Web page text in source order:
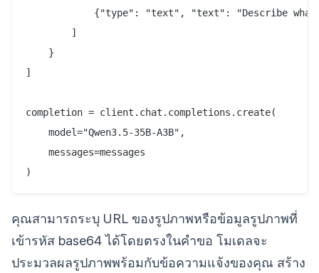
{"type": "text", "text": "Describe
        ]
    }
]
completion = client.chat.completions.create(
    model="Qwen3.5-35B-A3B",
    messages=messages
คุณสามารถระบุ URL ของรูปภาพหรือข้อมูลรูปภาพที่
เข้ารหัส base64 ได้โดยตรงในคำขอ โมเดลจะ
ประมวลผลรูปภาพพร้อมกับข้อความแจ้งของคุณ สร้าง